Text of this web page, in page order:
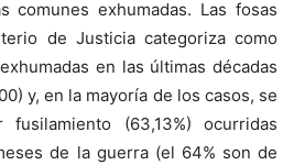
comunes exhumadas. Las fosas
de Justicia categoriza como
en las últimas décadas
y, en la mayoría de los casos, se
(63,13%) ocurridas
de la guerra (el 64% son de